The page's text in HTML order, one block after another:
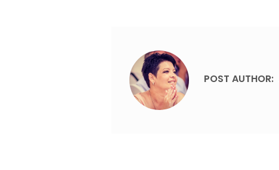
POST AUTHOR: